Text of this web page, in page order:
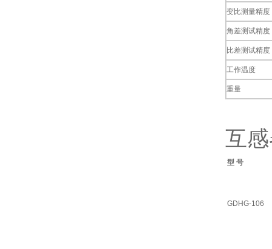
变比测量精度
角差测试精度
比差测试精度
工作温度
重量
互
型号
GDHG-106